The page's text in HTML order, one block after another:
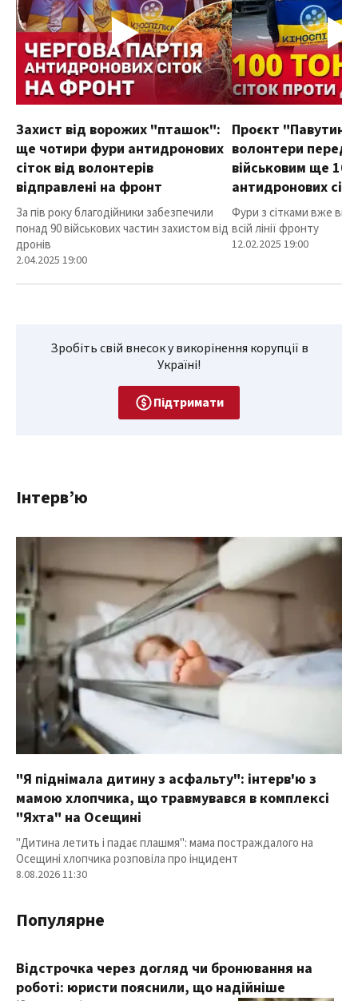
Захист від ворожих "пташок":
ще чотири фури антидронових
сіток від волонтерів
відправлені на фронт
За пів року благодійники забезпечили
понад 90 військових частин захистом від
дронів
2.04.2025 19:00
Проєкт
волонтери
військовим ще
антидронових
Фури з сітками вже
всій лінії фронту
12.02.2025 19:00
Зробіть свій внесок у викорінення корупції в
Україні!
Підтримати
Інтерв’ю
"Я піднімала дитину з асфальту": інтерв'ю з
мамою хлопчика, що травмувався в комплексі
"Яхта" на Осещині
"Дитина летить і падає плашмя": мама постраждалого на
Осещині хлопчика розповіла про інцидент
8.08.2026 11:30
Популярне
Відстрочка через догляд чи бронювання на
роботі: юристи пояснили, що надійніше